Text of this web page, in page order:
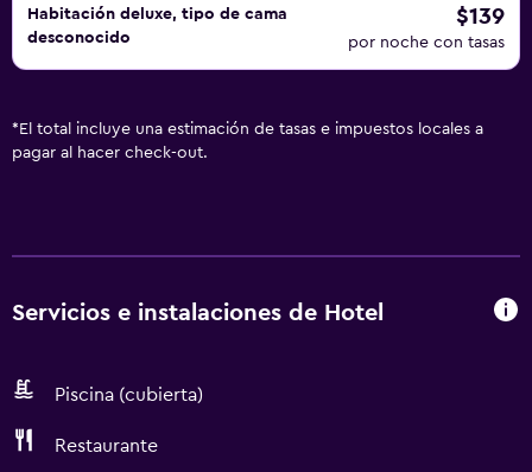
Habitación deluxe, tipo de cama
desconocido
$139
por noche con tasas
* El total incluye una estimación de tasas e impuestos locales a
pagar al hacer check-out.
Servicios e instalaciones de Hotel
Piscina (cubierta)
Restaurante